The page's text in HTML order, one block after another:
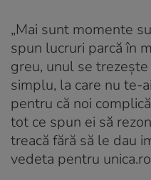
„Mai sunt momente
spun lucruri parcă în
greu, unul se
simplu, la care nu te-
pentru că noi
tot ce spun ei să
treacă fără să le dau
vedeta pentru